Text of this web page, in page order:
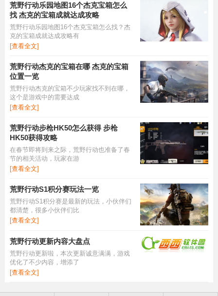
荒野行动乐园地图16个杰克宝箱怎么
找 杰克的宝箱成就达成攻略
荒野行动乐园地图16个杰克宝箱怎么找？杰
克的宝箱成就达成攻略有
[查看全文]
荒野行动杰克的宝箱在哪 杰克的宝箱
位置一览
荒野行动杰克的宝箱不少玩家找不到在哪，
这个是游戏中的需要达成
[查看全文]
荒野行动步枪HK50怎么获得 步枪
HK50获得攻略
在春节即将到来之际，荒野行动也准备了春
节的相关活动，玩家在游
[查看全文]
荒野行动S1积分赛玩法一览
荒野行动S1积分赛是最新的玩法，小伙伴们
都清楚，很多小伙伴们比
[查看全文]
荒野行动更新内容大盘点
荒野行动更新啦，本次更新诚意满满，游戏
优化了不少内容，增添了
[查看全文]